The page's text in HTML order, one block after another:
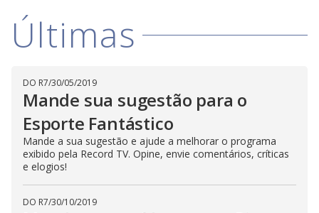
i
e
o
Últimas
DO R7/30/05/2019
Mande sua sugestão para o
Esporte Fantástico
Mande a sua sugestão e ajude a melhorar o programa
exibido pela Record TV. Opine, envie comentários, críticas
e elogios!
DO R7/30/10/2019